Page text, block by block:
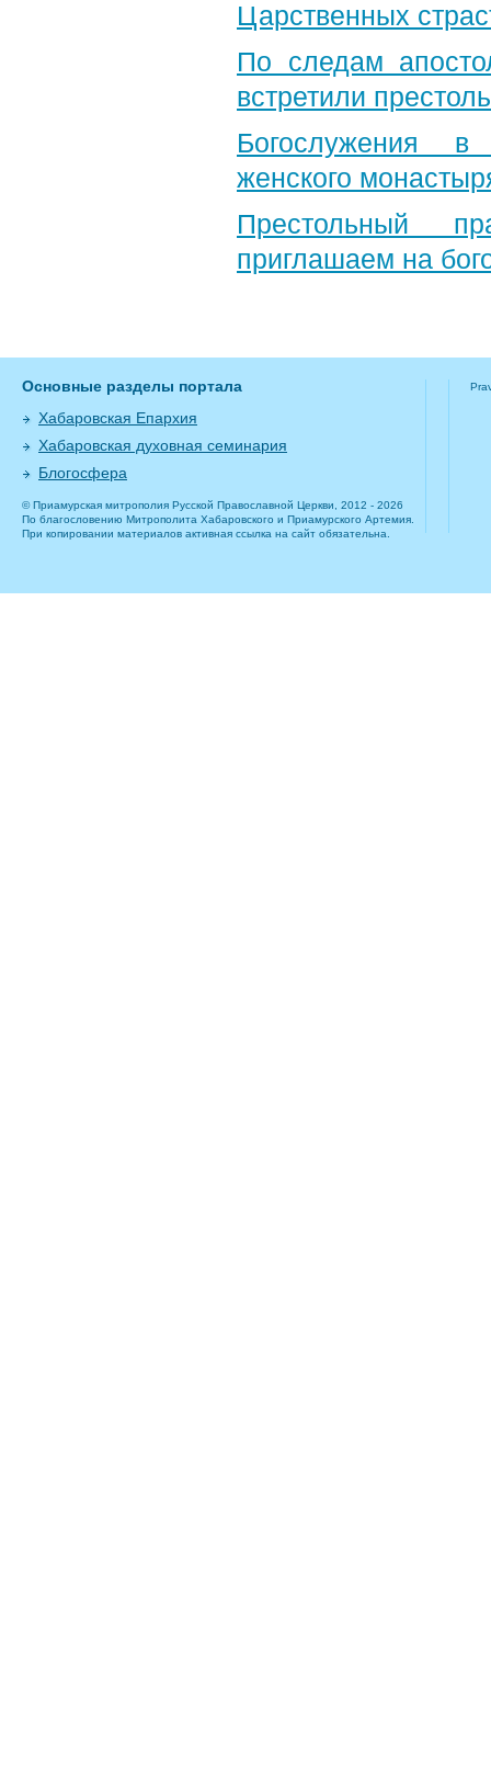
Царственных
По следам
встретили
Богослужения в
женского
Престольный
приглашаем на
Основные разделы портала
Хабаровская Епархия
Хабаровская духовная семинария
Блогосфера
© Приамурская митрополия Русской Православной Церкви, 2012 - 2026
По благословению Митрополита Хабаровского и Приамурского Артемия.
При копировании материалов активная ссылка на сайт обязательна.